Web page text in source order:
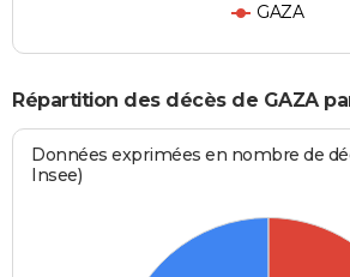
GAZA
Répartition des décès de GAZA
Données exprimées en nombre de
Insee)